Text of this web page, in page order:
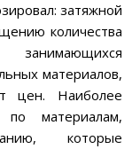
затяжной
количества
материалов,
цен. Наиболее
материалам,
которые